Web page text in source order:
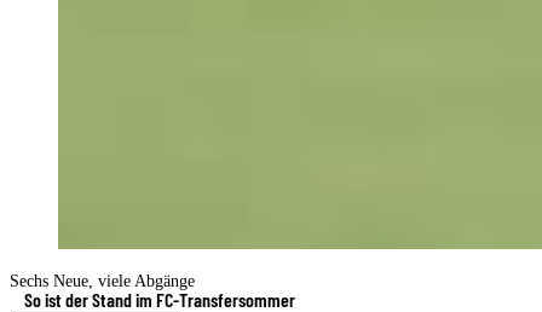
Sechs Neue, viele Abgänge
So ist der Stand im FC-Transfersommer